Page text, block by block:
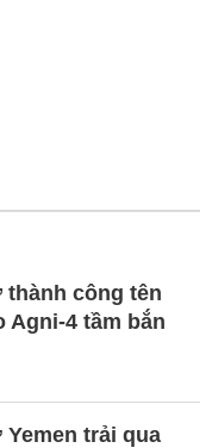
công tên
Agni-4 tầm bắn
trải qua